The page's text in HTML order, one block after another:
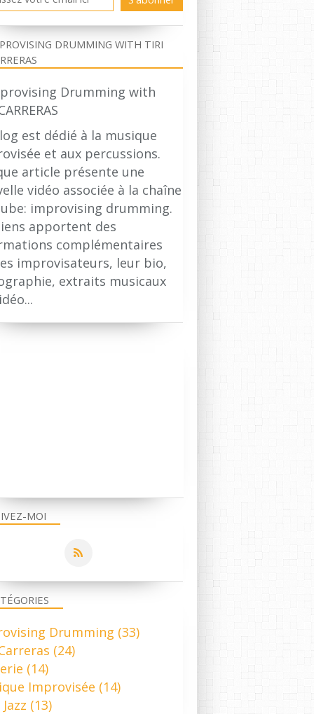
ALBERT AYLER
JOHN COLTRANE
ROUD BADGE 1953
IMPROVISING DRUMMING
NO SURPRISES
TITI CARRERAS
IMPROVISING DRUMMING
MOI
DRUMMING WITH TIRI
est dédié à la musique
et aux percussions.
article présente une
vidéo associée à la chaîne
improvising drumming.
apportent des
complémentaires
improvisateurs, leur bio,
extraits musicaux
Drumming (33)
(24)
(14)
Improvisée (14)
(13)